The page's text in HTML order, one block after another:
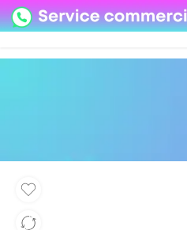
08o35epzeyex8vmjn04i2j4algz26o